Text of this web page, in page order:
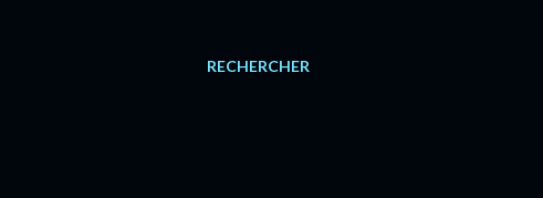
RECHERCHER